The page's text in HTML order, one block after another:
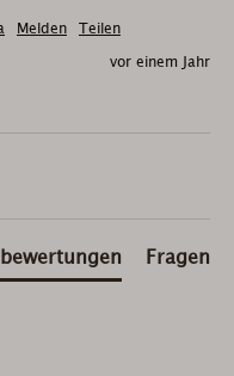
Fragen
Melden Teilen
vor einem Jahr